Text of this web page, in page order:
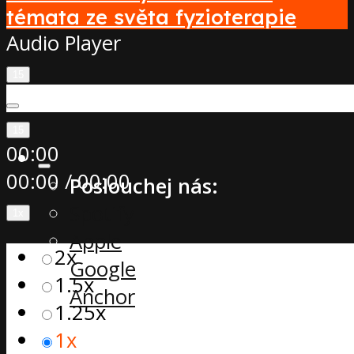
témata ze světa fyzioterapie
Audio Player
00:00
00:00 /00:00
2x
1.5x
1.25x
1x
Poslouchej nás:
Apple
Google
Anchor